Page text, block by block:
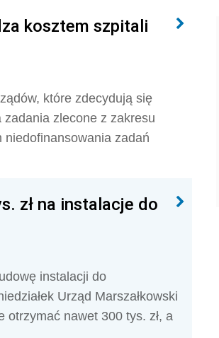
kosztem szpitali
które zdecydują się
zlecone z zakresu
zadań
zł na instalacje do
instalacji do
Urząd Marszałkowski
nawet 300 tys. zł, a